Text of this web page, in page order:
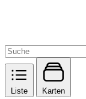
Liste Karten